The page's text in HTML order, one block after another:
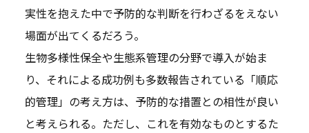
実性を抱えた中で予防的な判断を行わざるをえない
場面が出てくるだろう。
生物多様性保全や生態系管理の分野で導入が始ま
り、それによる成功例も多数報告されている「順応
的管理」の考え方は、予防的な措置との相性が良い
と考えられる。ただし、これを有効なものとするた